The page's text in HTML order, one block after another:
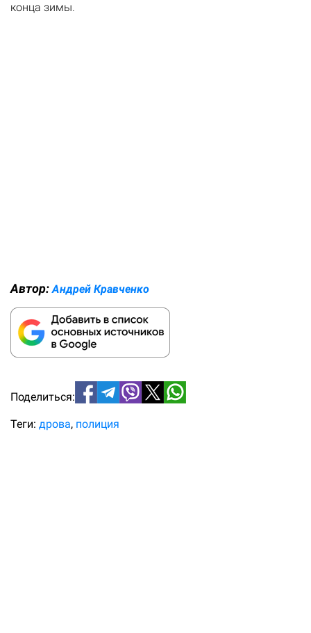
конца зимы.
Автор: Андрей Кравченко
Поделиться:
Теги: дрова полиция